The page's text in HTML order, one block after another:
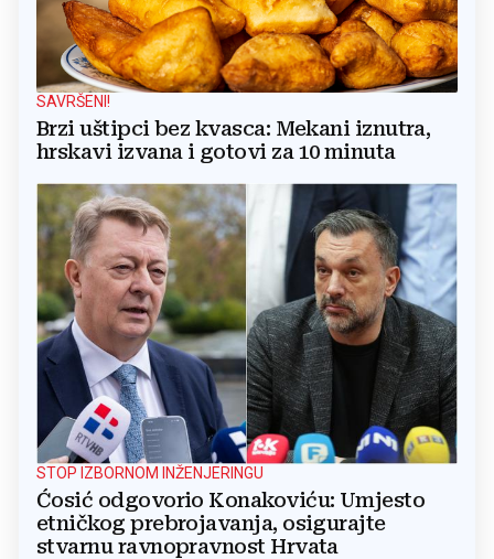
SAVRŠENI!
Brzi uštipci bez kvasca: Mekani iznutra,
hrskavi izvana i gotovi za 10 minuta
STOP IZBORNOM INŽENJERINGU
Ćosić odgovorio Konakoviću: Umjesto
etničkog prebrojavanja, osigurajte
stvarnu ravnopravnost Hrvata